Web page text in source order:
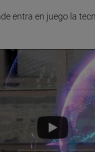
entra en juego la